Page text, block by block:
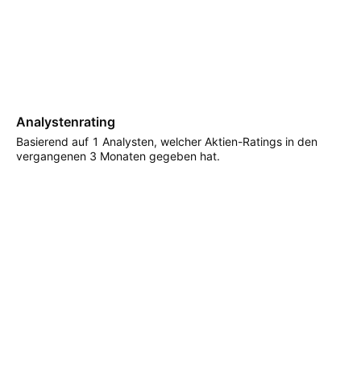
Analystenrating
Basierend auf 1 Analysten, welcher Aktien-Ratings in den
vergangenen 3 Monaten gegeben hat.